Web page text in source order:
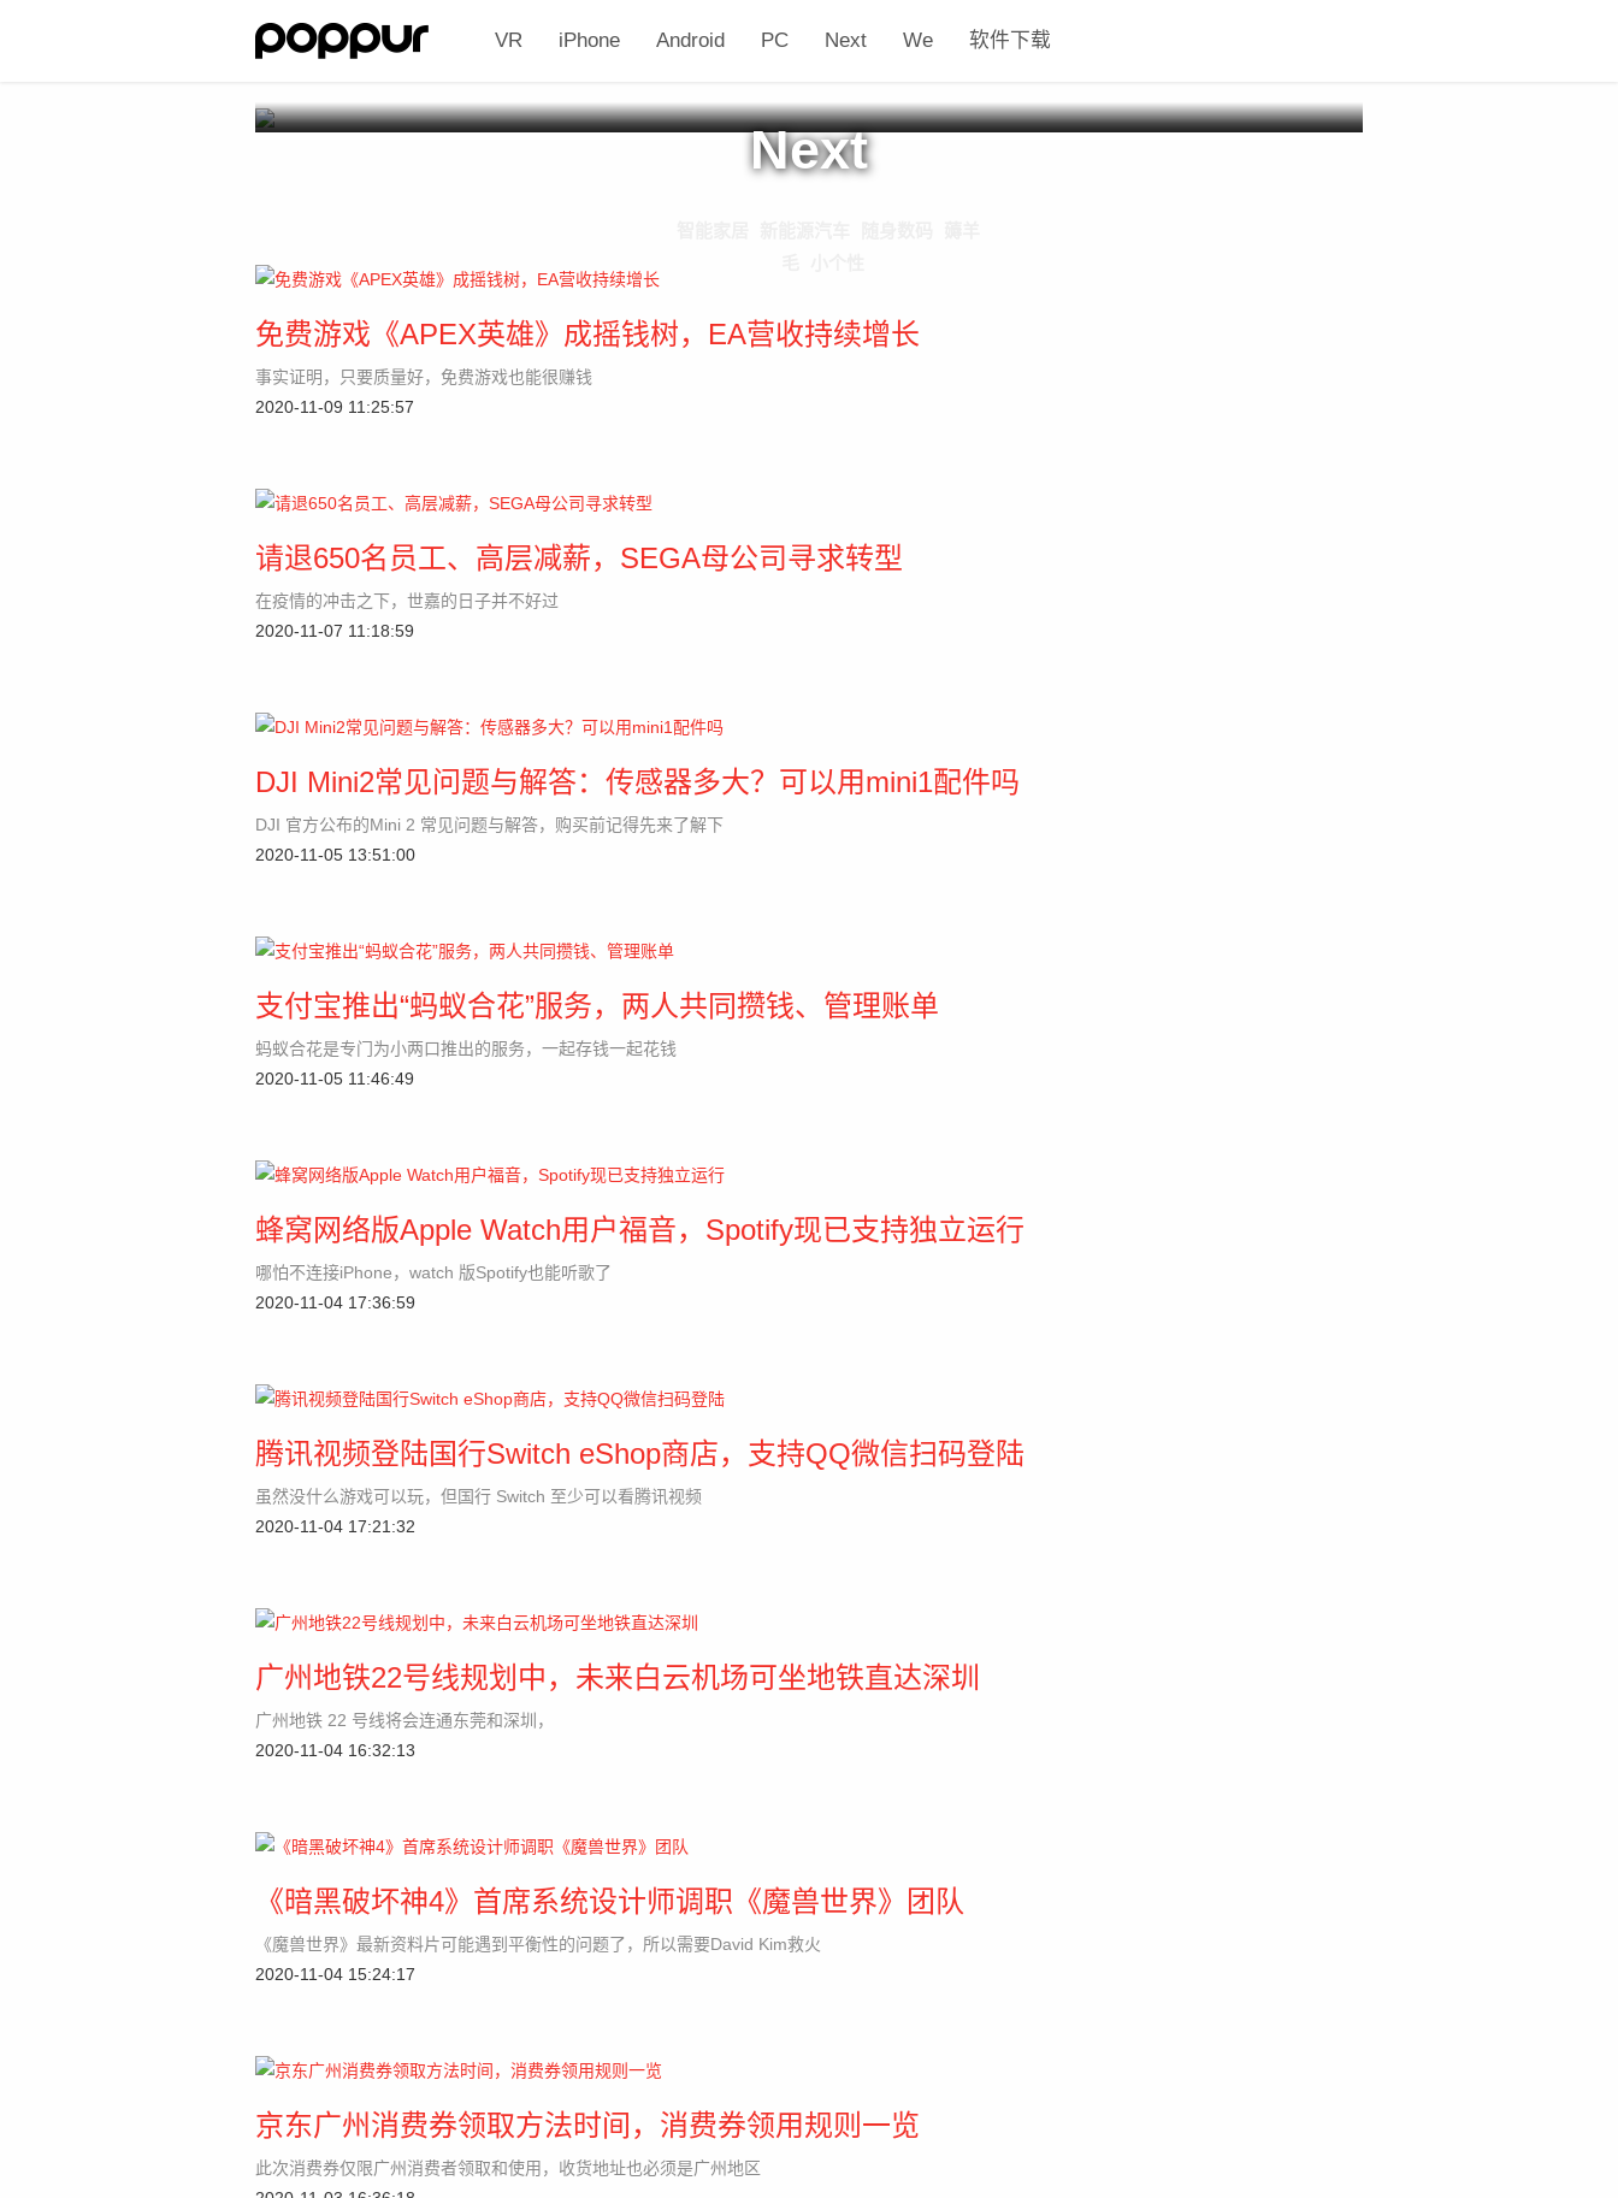
VR iPhone Android PC Next We 软件下载
Next
免费游戏《APEX英雄》成摇钱树，EA营收持续增长
事实证明，只要质量好，免费游戏也能很赚钱
2020-11-09 11:25:57
请退650名员工、高层减薪，SEGA母公司寻求转型
在疫情的冲击之下，世嘉的日子并不好过
2020-11-07 11:18:59
DJI Mini2常见问题与解答：传感器多大？可以用mini1配件吗
DJI 官方公布的Mini 2 常见问题与解答，购买前记得先来了解下
2020-11-05 13:51:00
支付宝推出“蚂蚁合花”服务，两人共同攒钱、管理账单
蚂蚁合花是专门为小两口推出的服务，一起存钱一起花钱
2020-11-05 11:46:49
蜂窝网络版Apple Watch用户福音，Spotify现已支持独立运行
哪怕不连接iPhone，watch 版Spotify也能听歌了
2020-11-04 17:36:59
腾讯视频登陆国行Switch eShop商店，支持QQ微信扫码登陆
虽然没什么游戏可以玩，但国行 Switch 至少可以看腾讯视频
2020-11-04 17:21:32
广州地铁22号线规划中，未来白云机场可坐地铁直达深圳
广州地铁 22 号线将会连通东莞和深圳，
2020-11-04 16:32:13
《暗黑破坏神4》首席系统设计师调职《魔兽世界》团队
《魔兽世界》最新资料片可能遇到平衡性的问题了，所以需要David Kim救火
2020-11-04 15:24:17
京东广州消费券领取方法时间，消费券领用规则一览
此次消费券仅限广州消费者领取和使用，收货地址也必须是广州地区